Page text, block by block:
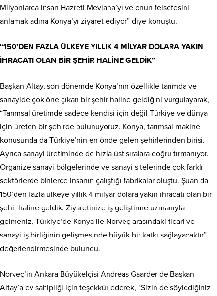
Milyonlarca insan Hazreti Mevlana’yı ve onun felsefesini
anlamak adına Konya’yı ziyaret ediyor” diye konuştu.
“150’DEN FAZLA ÜLKEYE YILLIK 4 MİLYAR DOLARA YAKIN
İHRACATI OLAN BİR ŞEHİR HALİNE GELDİK”
Başkan Altay, son dönemde Konya’nın özellikle tarımda ve
sanayide çok öne çıkan bir şehir haline geldiğini vurgulayarak,
“Tarımsal üretimde sadece kendisi için değil Türkiye ve dünya
için üreten bir şehirde bulunuyoruz. Konya, tarımsal makine
konusunda da Türkiye’nin en önde gelen şehirlerinden birisi.
Ayrıca sanayi üretiminde de hızla üst sıralara doğru tırmanıyor.
Organize sanayi bölgelerinde ve sanayi sitelerinde çok farklı
sektörlerde binlerce insanın çalıştığı fabrikalar oluştu. Şuan da
150’den fazla ülkeye yıllık 4 milyar dolara yakın ihracatı olan bir
şehir haline geldik. Ziyaretinize iş geliştirme uzmanıyla
gelmeniz, Türkiye’de Konya ile Norveç arasındaki ticari ve
sanayi iş birliğinin gelişmesinde büyük bir katkı sağlayacaktır”
değerlendirmesinde bulundu.
Norveç’in Ankara Büyükelçisi Andreas Gaarder de Başkan
Altay’a ev sahipliği için teşekkür ederek, “Sizin de söylediğiniz